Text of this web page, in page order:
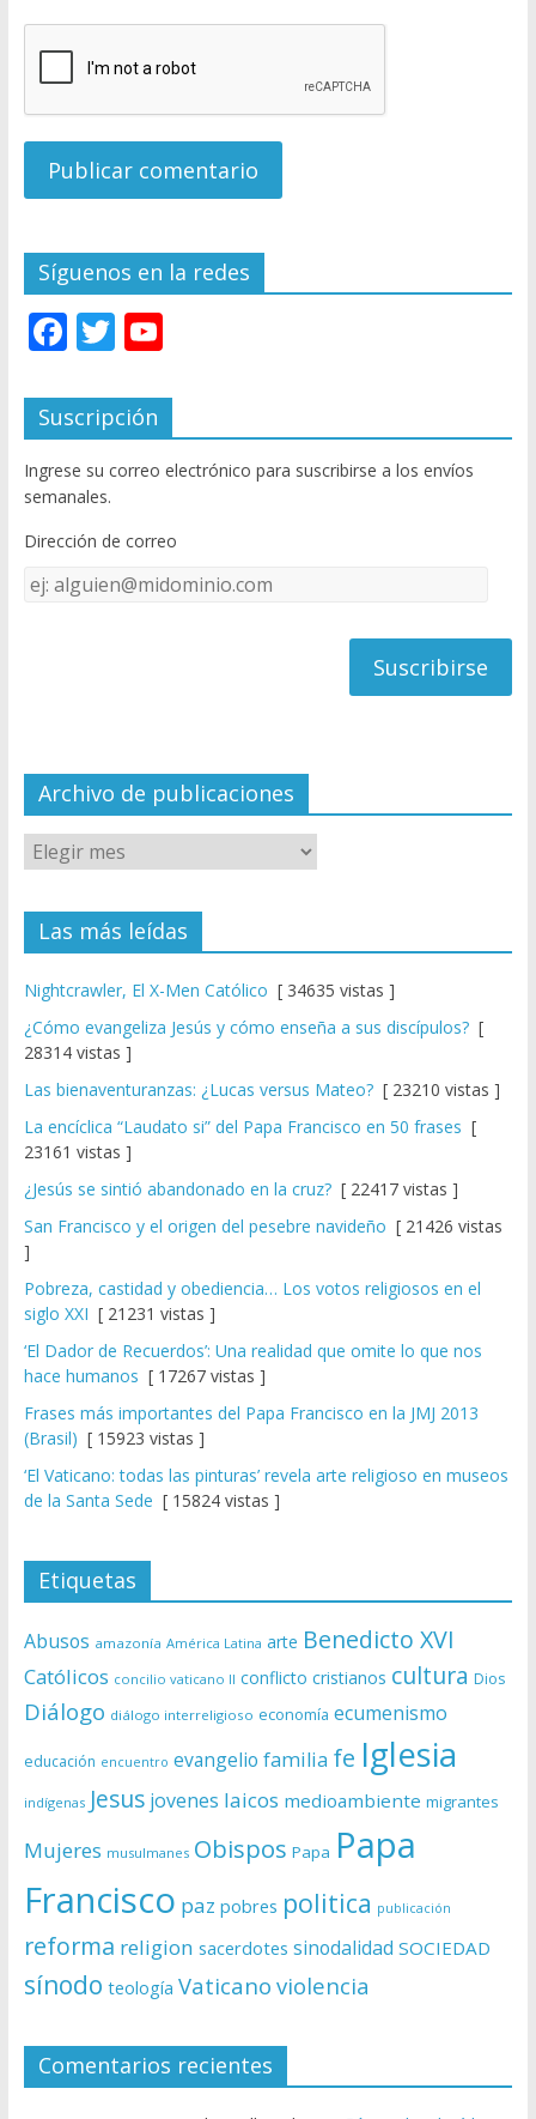
Síguenos en la redes
F
e
b
o
o
k
T
itt
er
Y
u
T
u
e
C
el
Suscripción
Ingrese su correo electrónico para suscribirse a los envíos
semanales.
Dirección de correo
Dirección
Archivo de publicaciones
Las más leídas
Nightcrawler, El X-Men Católico [ 34635 vistas ]
¿Cómo evangeliza Jesús y cómo enseña a sus discípulos?[
28314 vistas ]
Las bienaventuranzas: ¿Lucas versus Mateo?[ 23210 vistas ]
La encíclica “Laudato si” del Papa Francisco en 50 frases [
23161 vistas ]
¿Jesús se sintió abandonado en la cruz?[ 22417 vistas ]
San Francisco y el origen del pesebre navideño [ 21426 vistas
]
Pobreza, castidad y obediencia… Los votos religiosos en el
siglo XXI [ 21231 vistas ]
‘El Dador de Recuerdos’: Una realidad que omite lo que nos
hace humanos [ 17267 vistas ]
Frases más importantes del Papa Francisco en la JMJ 2013
(Brasil) [ 15923 vistas ]
‘El Vaticano: todas las pinturas’ revela arte religioso en museos
de la Santa Sede [ 15824 vistas ]
Etiquetas
Abusos amazonía América Latina arte Benedicto XVI
Católicos concilio vaticano II conflicto cristianos cultura Dios
Diálogo diálogo interreligioso economía ecumenismo
educación encuentro evangelio familia fe Iglesia
indígenas Jesus jovenes laicos medioambiente migrantes
Mujeres musulmanes Obispos Papa Papa
Francisco paz pobres politica publicación
reforma religion sacerdotes sinodalidad SOCIEDAD
sínodo teología Vaticano violencia
Comentarios recientes